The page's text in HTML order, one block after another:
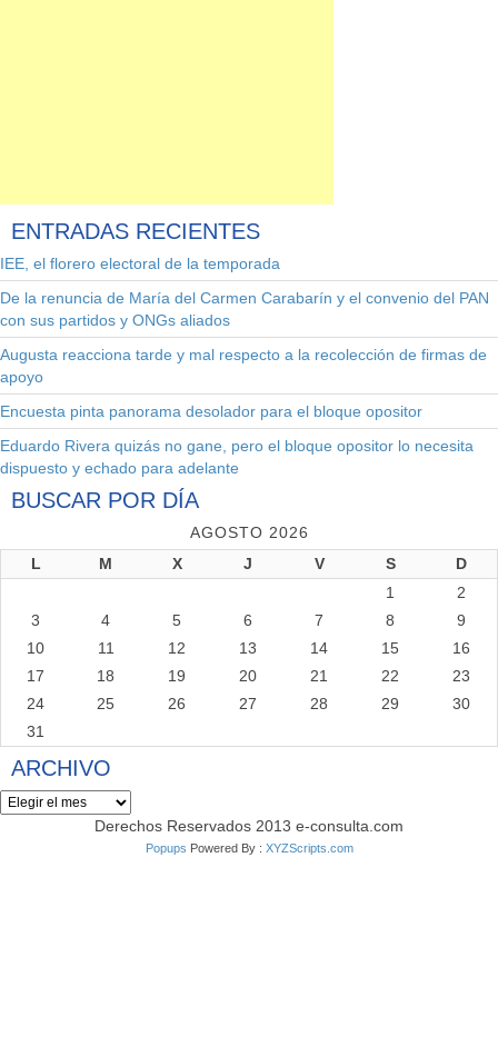
ENTRADAS RECIENTES
IEE, el florero electoral de la temporada
De la renuncia de María del Carmen Carabarín y el convenio del PAN
con sus partidos y ONGs aliados
Augusta reacciona tarde y mal respecto a la recolección de firmas de
apoyo
Encuesta pinta panorama desolador para el bloque opositor
Eduardo Rivera quizás no gane, pero el bloque opositor lo necesita
dispuesto y echado para adelante
BUSCAR POR DÍA
AGOSTO 2026
L
M X J V S
D
1
2
3
4 5 6 7 8
9
10
11 12 13 14 15
16
17
18 19 20 21 22
23
24
25 26 27 28 29
30
31
ARCHIVO
Archivo
Derechos Reservados 2013 e-consulta.com
Popups Powered By : XYZScripts.com